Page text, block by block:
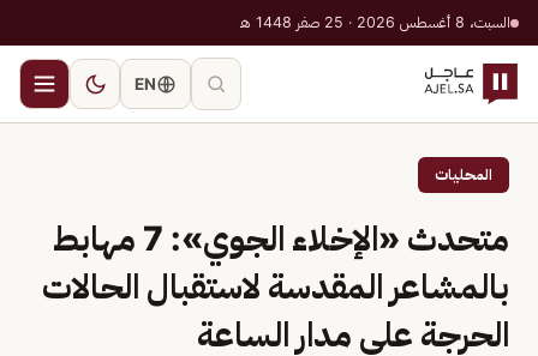
السبت، 8 أغسطس 2026 · 25 صفر 1448 هـ
EN
المحليات
متحدث «الإخلاء الجوي»: 7 مهابط
بالمشاعر المقدسة لاستقبال الحالات
الحرجة على مدار الساعة